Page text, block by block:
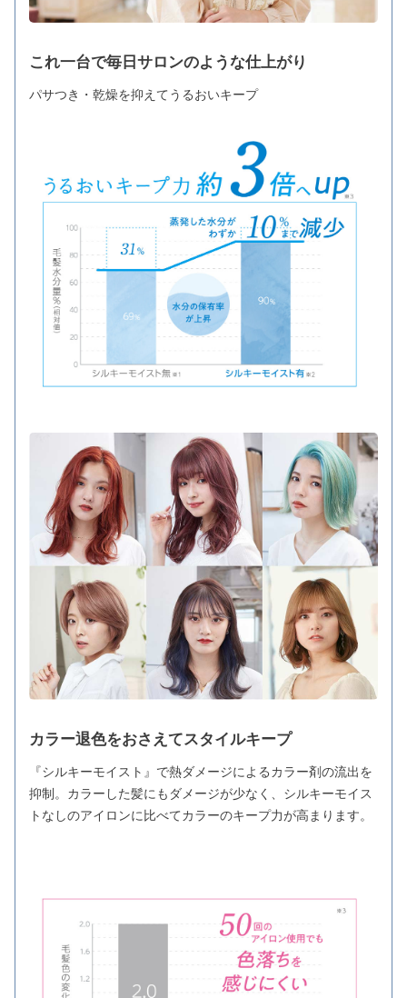
これ一台で毎日サロンのような仕上がり
パサつき・乾燥を抑えてうるおいキープ
カラー退色をおさえてスタイルキープ
『シルキーモイスト』で熱ダメージによるカラー剤の流出を
抑制。カラーした髪にもダメージが少なく、シルキーモイス
トなしのアイロンに比べてカラーのキープ力が高まります。